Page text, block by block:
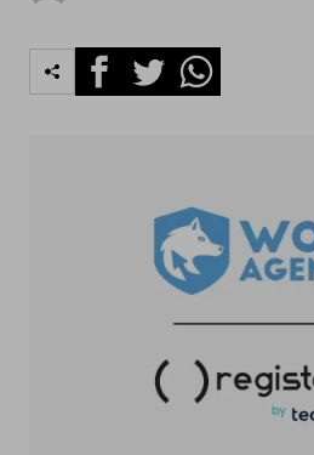
FacebookTwitterWhatsapp